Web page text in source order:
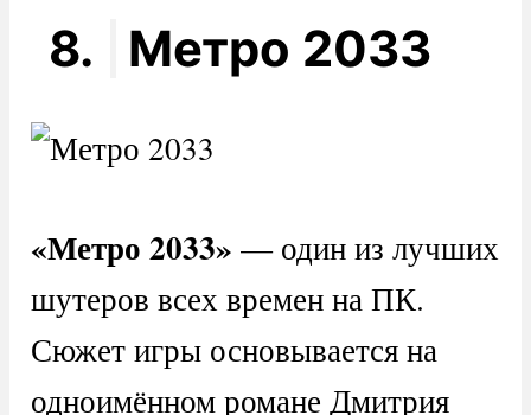
8. Метро 2033
«Метро 2033» — один из лучших
шутеров всех времен на ПК.
Сюжет игры основывается на
одноимённом романе Дмитрия